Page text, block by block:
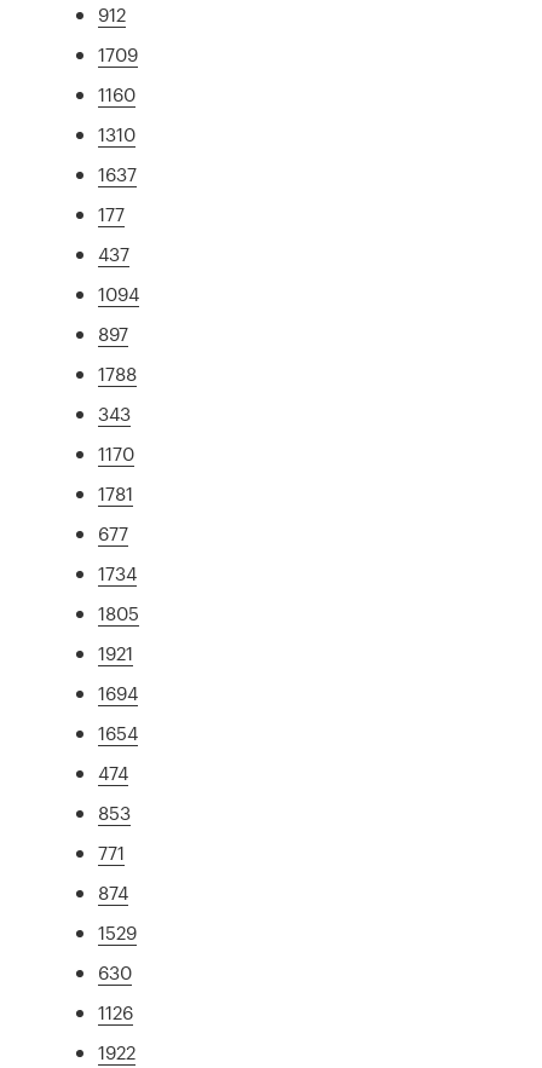
912
1709
1160
1310
1637
177
437
1094
897
1788
343
1170
1781
677
1734
1805
1921
1694
1654
474
853
771
874
1529
630
1126
1922